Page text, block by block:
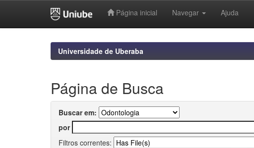
Página inicial Navegar Ajuda
Universidade de Uberaba
Página de Busca
Buscar em:
por
Filtros correntes: